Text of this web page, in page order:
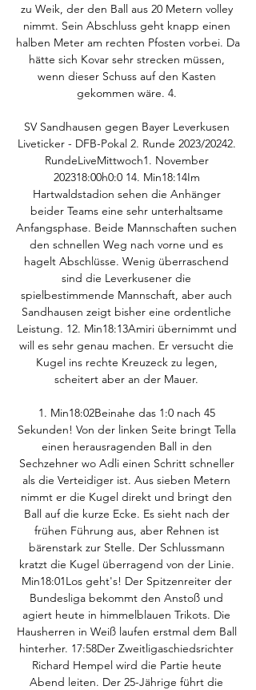
zu Weik, der den Ball aus 20 Metern volley
nimmt. Sein Abschluss geht knapp einen
halben Meter am rechten Pfosten vorbei. Da
hätte sich Kovar sehr strecken müssen,
wenn dieser Schuss auf den Kasten
gekommen wäre. 4.
SV Sandhausen gegen Bayer Leverkusen
Liveticker - DFB-Pokal 2. Runde 2023/20242.
RundeLiveMittwoch1. November
202318:00h0:0 14. Min18:14Im
Hartwaldstadion sehen die Anhänger
beider Teams eine sehr unterhaltsame
Anfangsphase. Beide Mannschaften suchen
den schnellen Weg nach vorne und es
hagelt Abschlüsse. Wenig überraschend
sind die Leverkusener die
spielbestimmende Mannschaft, aber auch
Sandhausen zeigt bisher eine ordentliche
Leistung. 12. Min18:13Amiri übernimmt und
will es sehr genau machen. Er versucht die
Kugel ins rechte Kreuzeck zu legen,
scheitert aber an der Mauer.
1. Min18:02Beinahe das 1:0 nach 45
Sekunden! Von der linken Seite bringt Tella
einen herausragenden Ball in den
Sechzehner wo Adli einen Schritt schneller
als die Verteidiger ist. Aus sieben Metern
nimmt er die Kugel direkt und bringt den
Ball auf die kurze Ecke. Es sieht nach der
frühen Führung aus, aber Rehnen ist
bärenstark zur Stelle. Der Schlussmann
kratzt die Kugel überragend von der Linie.
Min18:01Los geht's! Der Spitzenreiter der
Bundesliga bekommt den Anstoß und
agiert heute in himmelblauen Trikots. Die
Hausherren in Weiß laufen erstmal dem Ball
hinterher. 17:58Der Zweitligaschiedsrichter
Richard Hempel wird die Partie heute
Abend leiten. Der 25-Jährige führt die